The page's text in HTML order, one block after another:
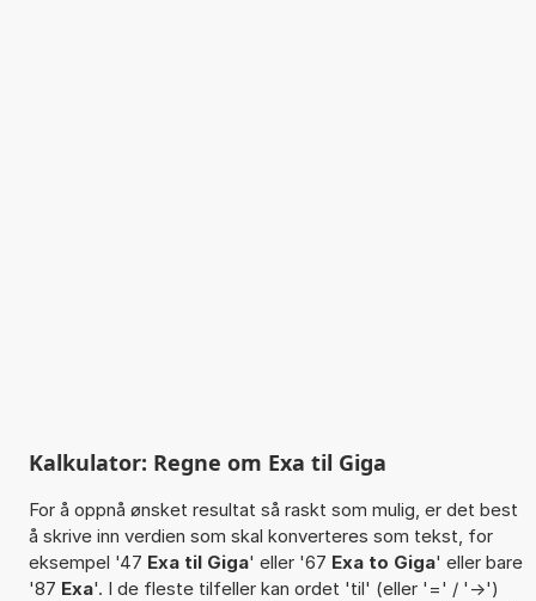
Kalkulator: Regne om Exa til Giga
For å oppnå ønsket resultat så raskt som mulig, er det best
å skrive inn verdien som skal konverteres som tekst, for
eksempel '47 Exa til Giga' eller '67 Exa to Giga' eller bare
'87 Exa'. I de fleste tilfeller kan ordet 'til' (eller '=' / '->')